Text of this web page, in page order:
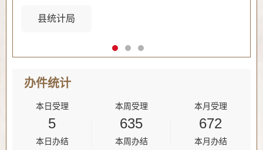
县统计局
办件统计
本日受理
5
本日办结
本周受理
635
本周办结
本月受理
672
本月办结